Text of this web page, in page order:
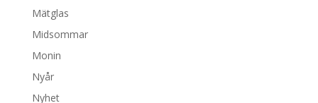
Mätglas
Midsommar
Monin
Nyår
Nyhet